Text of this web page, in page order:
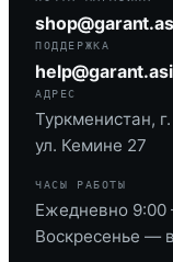
ПОДДЕРЖКА
АДРЕС
Туркменистан,
ул. Кемине 27
ЧАСЫ РАБОТЫ
Ежедневно 9:00
Воскресенье —